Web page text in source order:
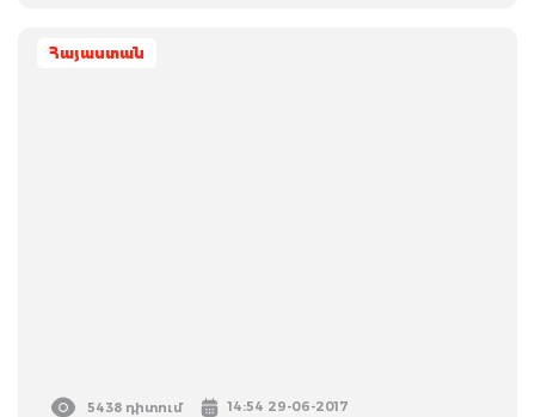
Հայաստան
5438 դիտում 14:54 29-06-2017